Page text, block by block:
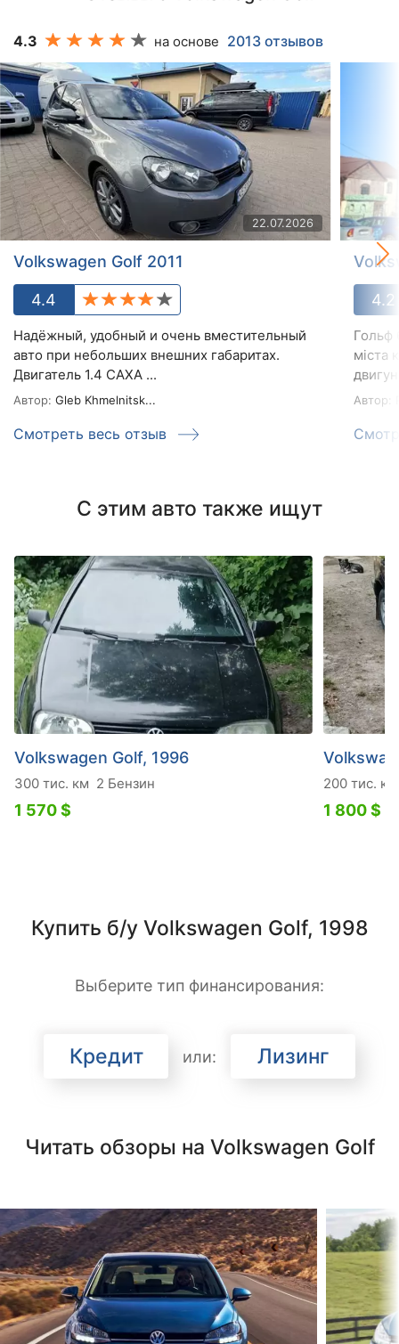
4.3 на основе 2013 отзывов
22.07.2026
Volkswagen Golf 2011
4.4
Надёжный, удобный и очень вместительный
авто при небольших внешних габаритах.
Двигатель 1.4 САХА ...
Автор: Gleb Khmelnitsk...
Смотреть весь отзыв
4.2
Гольф
міста
Автор:
С этим авто также ищут
Volkswagen Golf, 1996
300 тис. км 2 Бензин
1 570 $
200 тис. км
1 800 $
Купить б/у Volkswagen Golf, 1998
Выберите тип финансирования:
Кредит или: Лизинг
Читать обзоры на Volkswagen Golf